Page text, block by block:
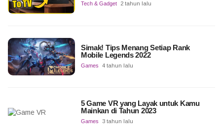
Tech & Gadget 2 tahun lalu
Simak! Tips Menang Setiap Rank
Mobile Legends 2022
Games 4 tahun lalu
5 Game VR yang Layak untuk Kamu
Mainkan di Tahun 2023
Games 3 tahun lalu